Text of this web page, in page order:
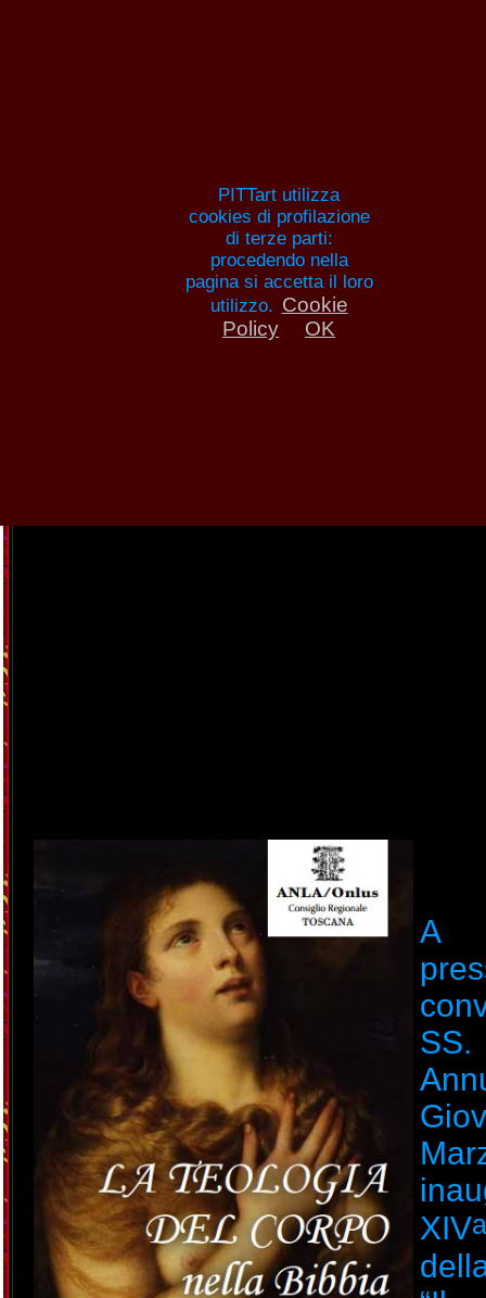
Teologia del
Bibbia
La teologia del corpo
A
SS.
XIV
PITTart utilizza
cookies di profilazione
di terze parti:
procedendo nella
pagina si accetta il loro
utilizzo. Cookie
Policy
OK